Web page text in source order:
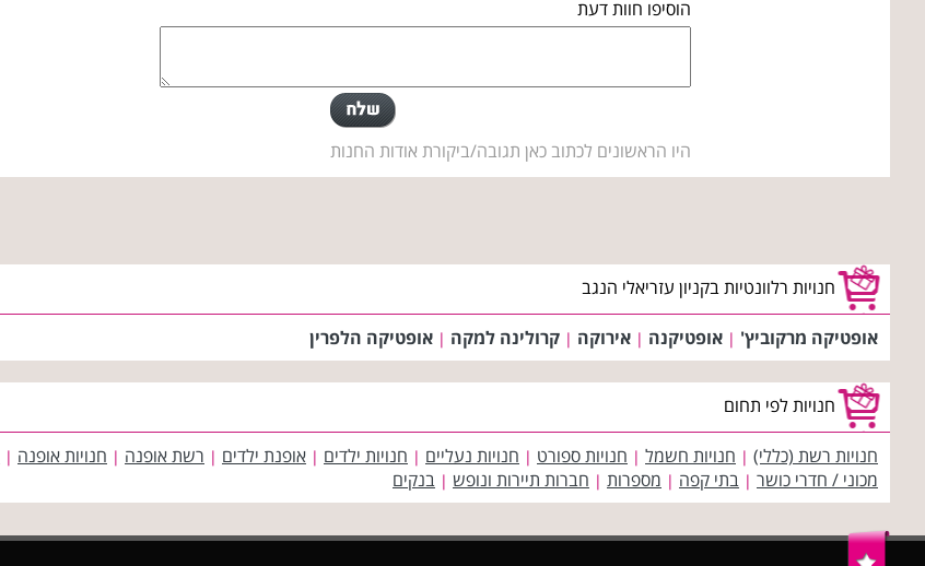
הוסיפו חוות דעת
היו הראשונים לכתוב כאן תגובה/ביקורת אודות החנות
חנויות רלוונטיות בקניון עזריאלי הנגב
אופטיקה מרקוביץ' | אופטיקנה | אירוקה | קרולינה למקה | אופטיקה הלפרין
חנויות לפי תחום
חנויות רשת (כללי) | חנויות חשמל | חנויות ספורט | חנויות נעליים | חנויות ילדים | אופנת ילדים | רשת אופנה | חנויות אופנה |
מכוני / חדרי כושר | בתי קפה | מספרות | חברות תיירות ונופש | בנקים